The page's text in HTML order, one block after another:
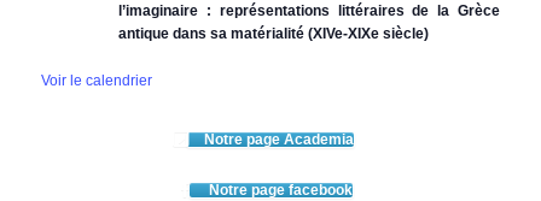
l’imaginaire : représentations littéraires de la Grèce
antique dans sa matérialité (XIVe-XIXe siècle)
Voir le calendrier
Notre page Academia
Notre page facebook